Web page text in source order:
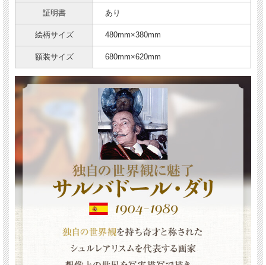
証明書 あり
絵柄サイズ 480mm×380mm
額装サイズ 680mm×620mm